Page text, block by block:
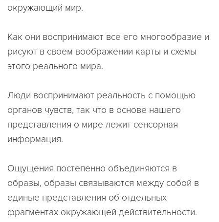
окружающий мир.
Как они воспринимают все его многообразие и
рисуют в своем воображении карты и схемы
этого реального мира.
Люди воспринимают реальность с помощью
органов чувств, так что в основе нашего
представления о мире лежит сенсорная
информация.
Ощущения постепенно объединяются в
образы, образы связываются между собой в
единые представления об отдельных
фрагментах окружающей действительности.